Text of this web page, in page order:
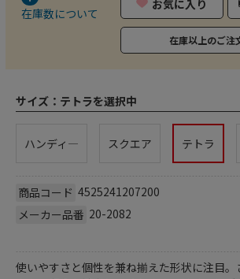
在庫数について
お気に入り
在庫以上のご注
サイズ： テトラを選択中
ハンディ― スクエア テトラ
商品コード 4525241207200
メーカー品番 20-2082
使いやすさと個性を兼ね揃えた形状に注目